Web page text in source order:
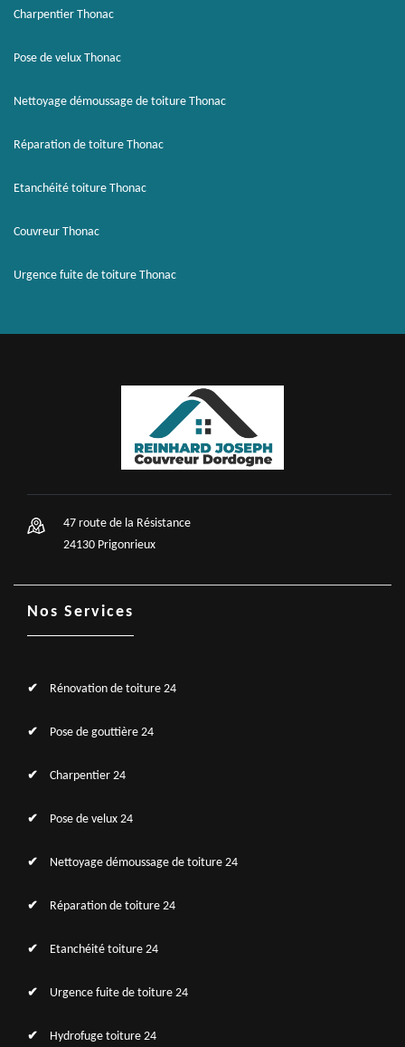
Charpentier Thonac
Pose de velux Thonac
Nettoyage démoussage de toiture Thonac
Réparation de toiture Thonac
Etanchéité toiture Thonac
Couvreur Thonac
Urgence fuite de toiture Thonac
47 route de la Résistance
24130 Prigonrieux
Nos Services
Rénovation de toiture 24
Pose de gouttière 24
Charpentier 24
Pose de velux 24
Nettoyage démoussage de toiture 24
Réparation de toiture 24
Etanchéité toiture 24
Urgence fuite de toiture 24
Hydrofuge toiture 24